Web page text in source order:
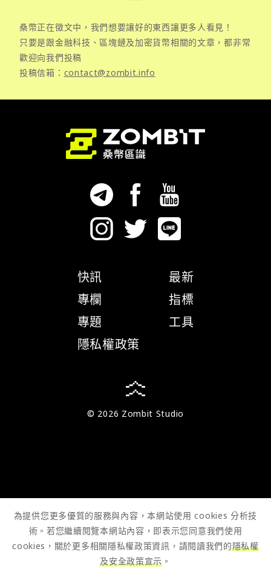
桑幣正在徵文中，我們想要讓好的東西讓更多人看見！
只要是跟金融科技、區塊鏈及加密貨幣相關的文章，都非常
歡迎向我們投稿
投稿信箱： contact@zombit.info
快訊
專欄
專題
隱私權政策
最新
指標
工具
© 2026 Zombit Studio
為提供您更多優質的服務與內容，本網站使用 cookies 分析技
術。若您繼續閱覽本網站內容，即表示您同意我們使用
cookies，關於更多相關隱私權政策資訊，請閱讀我們的隱私權
及安全政策宣示 。